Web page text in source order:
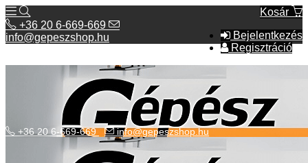
Kosár
Bejelentkezés
Regisztráció
+36 20 6-669-669
info@gepeszshop.hu
+36 20 6-669-669 info@gepeszshop.hu